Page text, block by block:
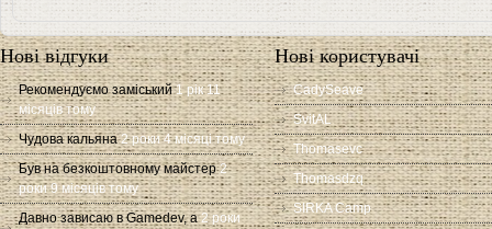
Нові відгуки
Рекомендуємо заміський 1 рік 11
місяців тому
Чудова кальяна 2 роки 4 місяці тому
Був на безкоштовному майстер 2
роки 9 місяців тому
Давно зависаю в Gamedev, а 2 роки
Нові користувачі
CadySeave
SvitAL
Thomasevc
Thomasdzq
SIRKA Camp